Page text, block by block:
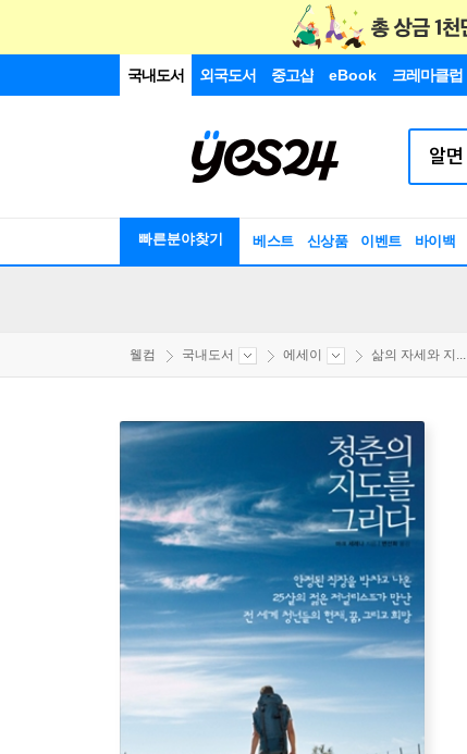
국내도서 외국도서 중고샵 eBook 크레마클럽
빠른분야찾기 베스트 신상품 이벤트 바이백
웰컴 국내도서 에세이 삶의 자세와 지...